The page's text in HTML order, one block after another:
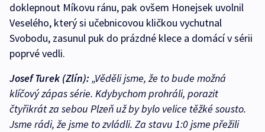
doklepnout Míkovu ránu, pak ovšem Honejsek uvolnil
Veselého, který si učebnicovou kličkou vychutnal
Svobodu, zasunul puk do prázdné klece a domácí v sérii
poprvé vedli.
Josef Turek (Zlín): „Věděli jsme, že to bude možná
klíčový zápas série. Kdybychom prohráli, porazit
čtyřikrát za sebou Plzeň už by bylo velice těžké sousto.
Jsme rádi, že jsme to zvládli. Za stavu 1:0 jsme přežili